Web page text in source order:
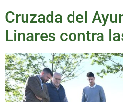
Cruzada del
Linares contra